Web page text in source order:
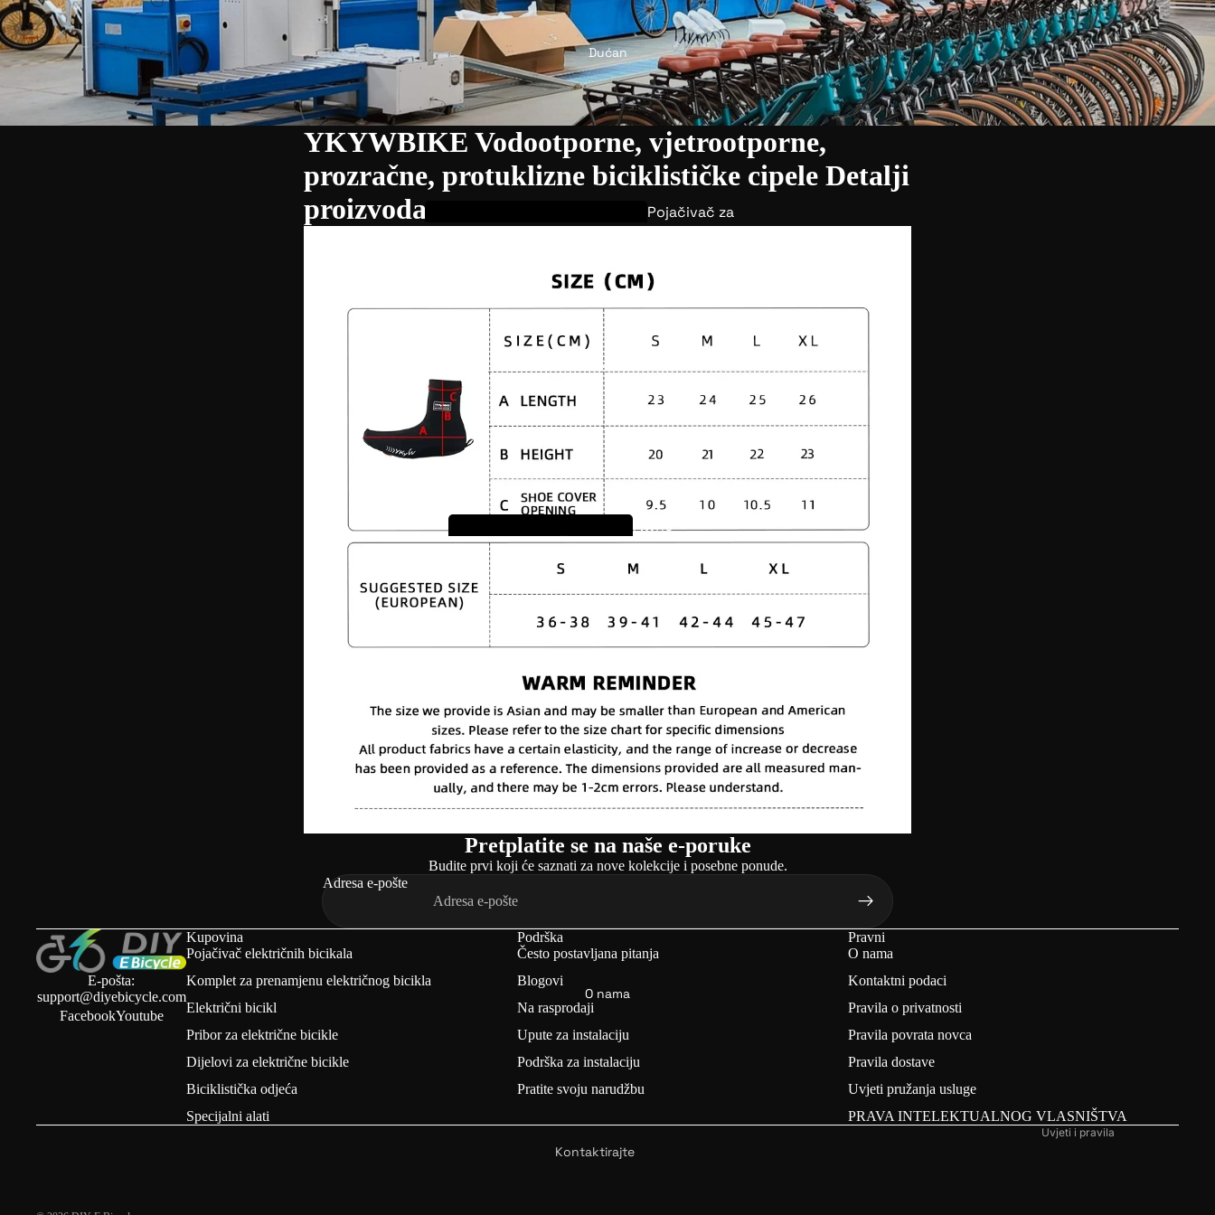
Dućan
Pojačivač za
P.wheel
Komplet za
prenamjenu
električnog bicikla
LVBU
Keyde
Komplet za pretvorbu prednjeg kotača
Komplet za pretvorbu stražnjeg kotača
električne bicikle
Baterije
Motorski kotači
Motori
Posebni alati
Prikaži sve dijelove →
Robna marka
P.whe
el
LVB
U
Setovi za pretvorbu e-bicikla (🏷️ 5% POPUST: LVBU)
Setovi za pretvorbu e-bicikla (🏷️ 5% POPUST:
O
Ponude
O nama
Kontaktirajte
YKYWBIKE Vodootporne, vjetrootporne,
prozračne, protuklizne biciklističke cipele Detalji
proizvoda
Pretplatite se na naše e-poruke
Budite prvi koji će saznati za nove kolekcije i posebne ponude.
Adresa e-pošte
E-pošta:
support@diyebicycle.com
FacebookYoutube
Kupovina
Pojačivač električnih bicikala
Komplet za prenamjenu električnog bicikla
Električni bicikl
Pribor za električne bicikle
Dijelovi za električne bicikle
Biciklistička odjeća
Specijalni alati
Podrška
Često postavljana pitanja
Blogovi
Na rasprodaji
Upute za instalaciju
Podrška za instalaciju
Pratite svoju narudžbu
Pravni
O nama
Kontaktni podaci
Pravila o privatnosti
Pravila povrata novca
Pravila dostave
Uvjeti pružanja usluge
PRAVA INTELEKTUALNOG VLASNIŠTVA
Uvjeti i pravila